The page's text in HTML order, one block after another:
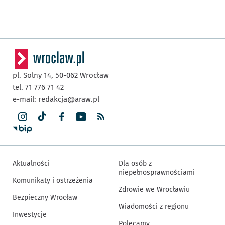
pl. Solny 14, 50-062 Wrocław
tel. 71 776 71 42
e-mail: redakcja@araw.pl
Aktualności
Komunikaty i ostrzeżenia
Bezpieczny Wrocław
Inwestycje
Dla osób z
niepełnosprawnościami
Zdrowie we Wrocławiu
Wiadomości z regionu